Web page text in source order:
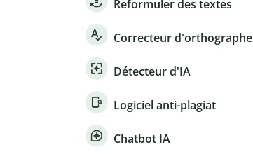
Reformuler des textes
Correcteur d'orthographe
Détecteur d'IA
Logiciel anti-plagiat
Chatbot IA